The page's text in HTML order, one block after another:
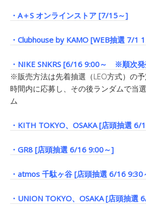
・A＋S オンラインストア [7/15～]
・Clubhouse by KAMO [WEB抽選 7/1
・NIKE SNKRS [6/16 9:00～ ※順次
※販売方法は先着抽選（LEO方式）の
時間内に応募し、その後ランダムで当
ム
・KITH TOKYO、OSAKA [店頭抽選 6/
・GR8 [店頭抽選 6/16 9:00～]
・atmos 千駄ヶ谷 [店頭抽選 6/16 9:30
・UNION TOKYO、OSAKA [店頭抽選